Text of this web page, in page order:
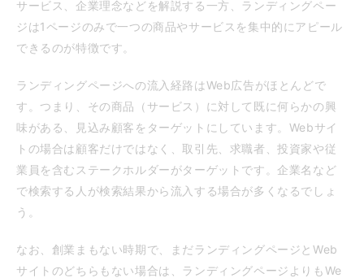
サービス、企業理念などを解説する一方、ランディングペー
ジは1ページのみで一つの商品やサービスを集中的にアピール
できるのが特徴です。
ランディングページへの流入経路はWeb広告がほとんどで
す。つまり、その商品（サービス）に対して既に何らかの興
味がある、見込み顧客をターゲットにしています。Webサイ
トの場合は顧客だけではなく、取引先、求職者、投資家や従
業員を含むステークホルダーがターゲットです。企業名など
で検索する人が検索結果から流入する場合が多くなるでしょ
う。
なお、創業まもない時期で、まだランディングページとWeb
サイトのどちらもない場合は、ランディングページよりもWe